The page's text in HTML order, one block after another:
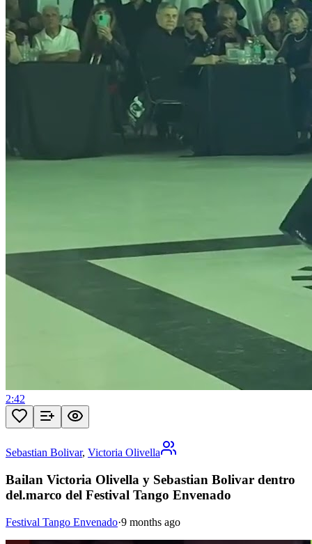
2:42
Sebastian Bolivar, Victoria Olivella
Bailan Victoria Olivella y Sebastian Bolivar dentro
del.marco del Festival Tango Envenado
Festival Tango Envenado·9 months ago